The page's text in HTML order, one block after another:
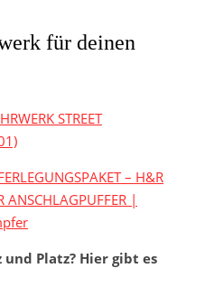
für deinen
STREET
– H&R
ANSCHLAGPUFFER |
Platz? Hier gibt es